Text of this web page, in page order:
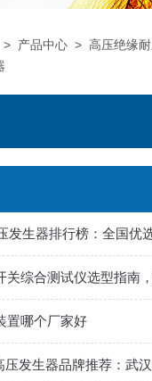
> 产品中心 >高压绝缘
置哪个厂家好